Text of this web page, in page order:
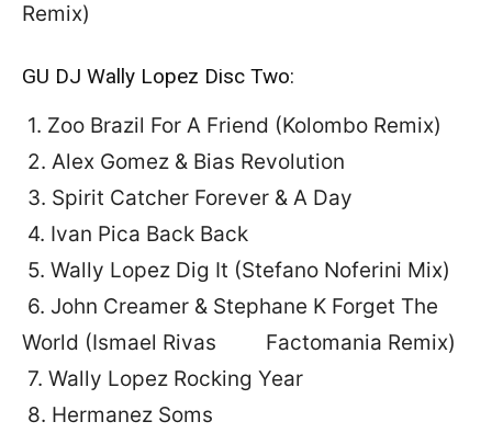
Remix)
GU DJ Wally Lopez Disc Two:
1. Zoo Brazil For A Friend (Kolombo Remix)
2. Alex Gomez & Bias Revolution
3. Spirit Catcher Forever & A Day
4. Ivan Pica Back Back
5. Wally Lopez Dig It (Stefano Noferini Mix)
6. John Creamer & Stephane K Forget The
World (Ismael Rivas Factomania Remix)
7. Wally Lopez Rocking Year
8. Hermanez Soms